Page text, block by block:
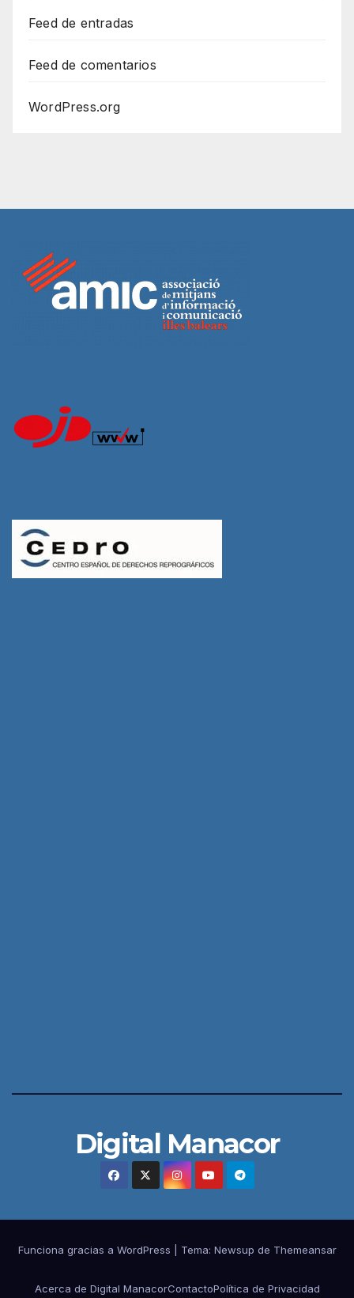
Feed de entradas
Feed de comentarios
WordPress.org
Digital Manacor
Funciona gracias a WordPress Tema: Newsup de Themeansar
Acerca de Digital ManacorContactoPolítica de Privacidad